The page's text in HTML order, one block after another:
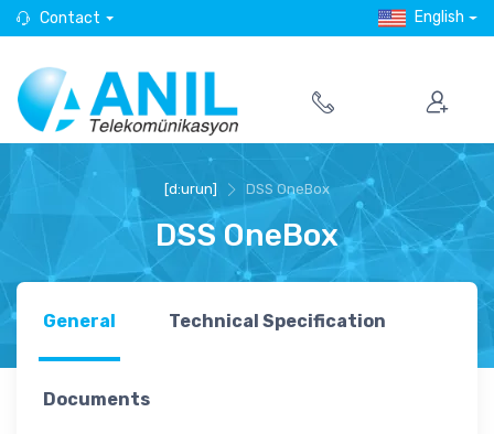
Contact English
[d:urun] DSS OneBox
DSS OneBox
General Technical Specification
Documents